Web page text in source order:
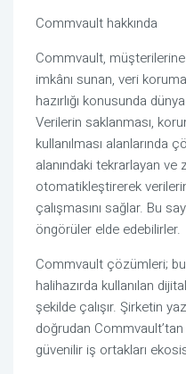
Commvault hakkında
Commvault,
imkânı sunan, veri
hazırlığı konusunda
Verilerin saklanması,
kullanılması alanlarında
alanındaki tekrarlayan ve
otomatikleştirerek
çalışmasını sağlar. Bu
öngörüler elde edebilirler.
Commvault çözümleri;
halihazırda kullanılan
şekilde çalışır. Şirketin
doğrudan
güvenilir iş ortakları